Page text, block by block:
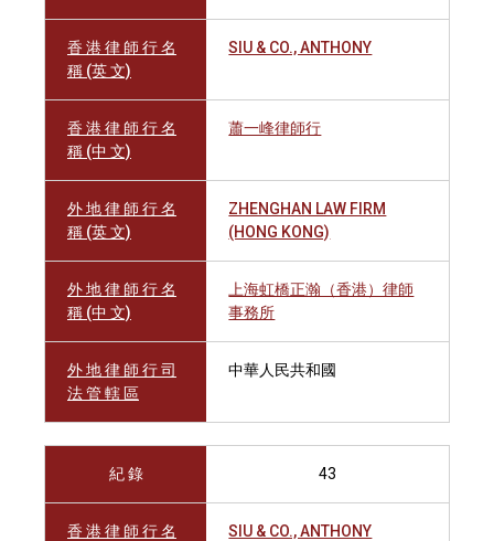
香 港 律 師 行 名
稱 (英 文)
SIU & CO., ANTHONY
香 港 律 師 行 名
稱 (中 文)
蕭一峰律師行
外 地 律 師 行 名
稱 (英 文)
ZHENGHAN LAW FIRM
(HONG KONG)
外 地 律 師 行 名
稱 (中 文)
上海虹橋正瀚（香港）律師
事務所
外 地 律 師 行 司
法 管 轄 區
中華人民共和國
紀 錄 43
香 港 律 師 行 名
SIU & CO., ANTHONY